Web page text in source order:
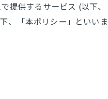
提供するサービス (以下
「本ポリシー」といいま